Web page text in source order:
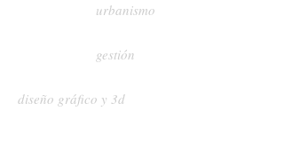
gestión
urbanismo
diseño gráfico y 3d